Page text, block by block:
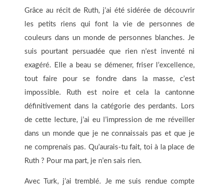
Grâce au récit de Ruth, j’ai été sidérée de découvrir
les petits riens qui font la vie de personnes de
couleurs dans un monde de personnes blanches. Je
suis pourtant persuadée que rien n’est inventé ni
exagéré. Elle a beau se démener, friser l’excellence,
tout faire pour se fondre dans la masse, c’est
impossible. Ruth est noire et cela la cantonne
définitivement dans la catégorie des perdants. Lors
de cette lecture, j’ai eu l’impression de me réveiller
dans un monde que je ne connaissais pas et que je
ne comprenais pas. Qu’aurais-tu fait, toi à la place de
Ruth ? Pour ma part, je n’en sais rien.
Avec Turk, j’ai tremblé. Je me suis rendue compte